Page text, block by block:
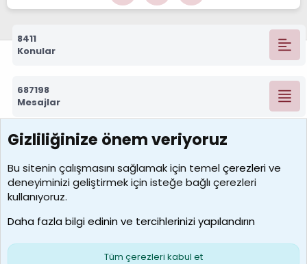
8411
Konular
687198
Mesajlar
7388
Kullanıcılar
borabekirogluu
Son üye
Çerezler
S
Gizliliğinize önem veriyoruz
Bu sitenin çalışmasını sağlamak için temelçerezlerive
deneyiminizi geliştirmek için isteğe bağlı çerezleri
kullanıyoruz.
Daha fazla bilgi edinin ve tercihlerinizi yapılandırın
Tüm çerezleri kabul et